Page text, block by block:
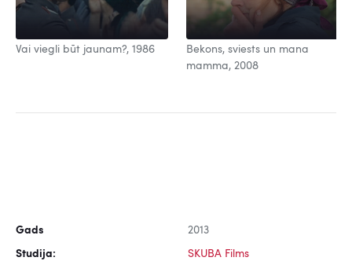
Vai viegli būt jaunam?, 1986
Bekons, sviests un mana
mamma, 2008
Gads 2013
Studija: SKUBA Films